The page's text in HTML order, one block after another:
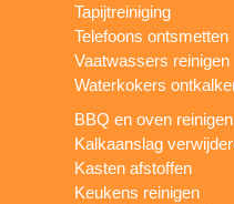
Tapijtreiniging
Telefoons ontsmetten
Vaatwassers reinigen
Waterkokers
BBQ en oven reinigen
Kalkaanslag
Kasten afstoffen
Keukens reinigen